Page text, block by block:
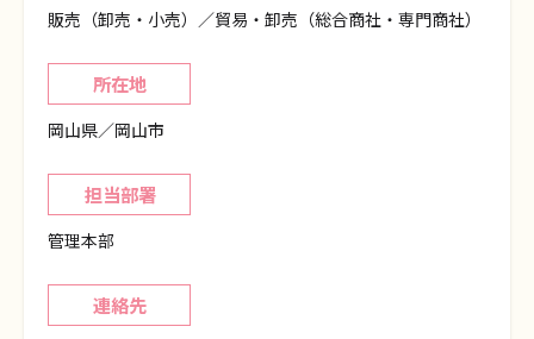
販売（卸売・小売）／貿易・卸売（総合商社・専門商社）
所在地
岡山県／岡山市
担当部署
管理本部
連絡先